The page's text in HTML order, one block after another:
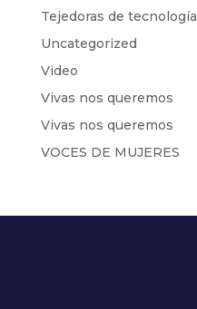
Tejedoras de tecnología
Uncategorized
Video
Vivas nos queremos
Vivas nos queremos
VOCES DE MUJERES